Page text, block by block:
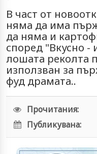
В част от
няма да има
да няма и
според "Вкусно -
лошата реколта
използван за
фуд драмата..
Прочитания:
Публикувана: